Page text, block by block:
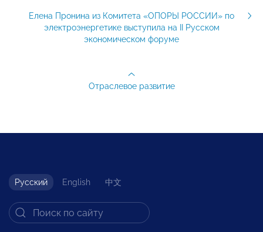
Елена Пронина из Комитета «ОПОРЫ РОССИИ» по
электроэнергетике выступила на II Русском
экономическом форуме
Отраслевое развитие
Русский English 中文